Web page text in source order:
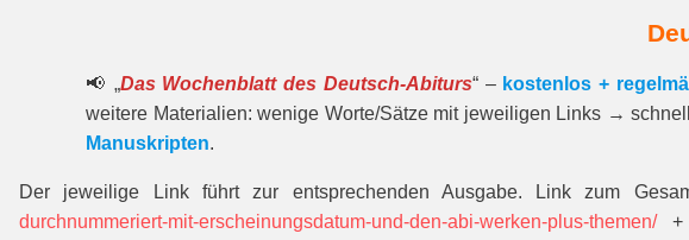
📢 „Das Wochenblatt des Deutsch-Abiturs“ – kostenlos +
weitere Materialien: wenige Worte/Sätze mit jeweiligen Links →
Manuskripten.
Der jeweilige Link führt zur entspre­chenden Ausgabe. Link zum
durchnummeriert-mit-erscheinungsdatum-und-den-abi-werken-plus-themen/+